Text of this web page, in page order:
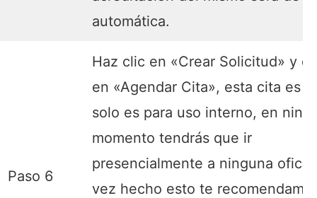
automática.
Paso 6
Haz clic en «Crear Solicitud» y
en «Agendar Cita», esta cita es
solo es para uso interno, en
momento tendrás que ir
presencialmente a ninguna
vez hecho esto te